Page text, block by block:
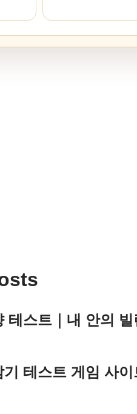
테스트｜내 안의
테스트 게임 사이